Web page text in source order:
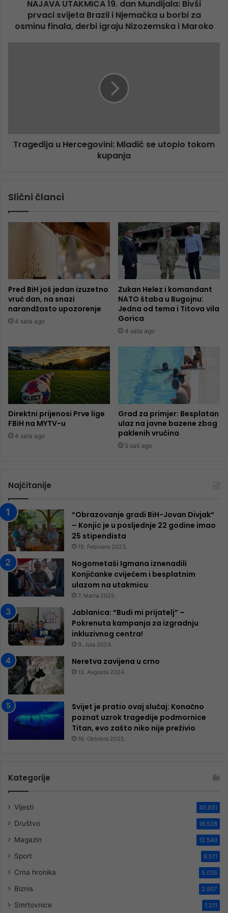
NAJAVA UTAKMICA 19. dan Mundijala: Bivši
prvaci svijeta Brazil i Njemačka u borbi za
osminu finala, derbi igraju Nizozemska i Maroko
Tragedija u Hercegovini: Mladić se utopio tokom
kupanja
Slični članci
Pred BiH još jedan izuzetno
vruć dan, na snazi
narandžasto upozorenje
4 sata ago
Zukan Helez i komandant
NATO štaba u Bugojnu:
Jedna od tema i Titova vila
Gorica
4 sata ago
Direktni prijenosi Prve lige
FBiH na MYTV-u
4 sata ago
Grad za primjer: Besplatan
ulaz na javne bazene zbog
paklenih vrućina
5 sati ago
Najčitanije
“Obrazovanje gradi BiH-Jovan Divjak“
– Konjic je u posljednje 22 godine imao
25 ​​stipendista
15. Februara 2023.
Nogometaši Igmana iznenadili
Konjičanke cvijećem i besplatnim
ulazom na utakmicu
7. Marta 2025.
Jablanica: “Budi mi prijatelj” –
Pokrenuta kampanja za izgradnju
inkluzivnog centra!
9. Jula 2024.
Neretva zavijena u crno
13. Augusta 2024.
Svijet je pratio ovaj slučaj: Konačno
poznat uzrok tragedije podmornice
Titan, evo zašto niko nije preživio
16. Oktobra 2025.
Kategorije
Vijesti 45.931
Društvo 18.528
Magazin 12.540
Sport 8.511
Crna hronika 5.035
Biznis 2.907
Smrtovnice 1.211